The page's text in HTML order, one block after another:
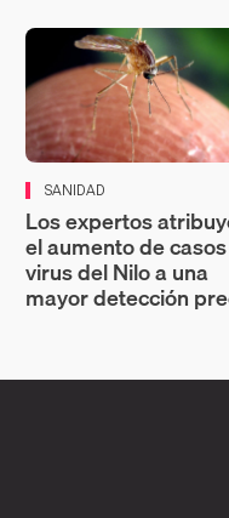
SANIDAD
Los expertos
el aumento de
virus del Nilo a una
mayor detección